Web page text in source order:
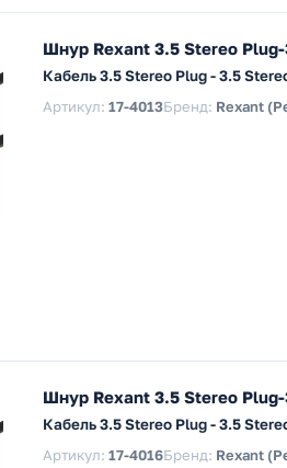
Шнур Rexant 3.5 Stereo
Кабель 3.5 Stereo Plug - 3.5
Артикул: 17-4013Бренд: Rexant
Шнур Rexant 3.5 Stereo
Кабель 3.5 Stereo Plug - 3.5
Артикул: 17-4016Бренд: Rexant